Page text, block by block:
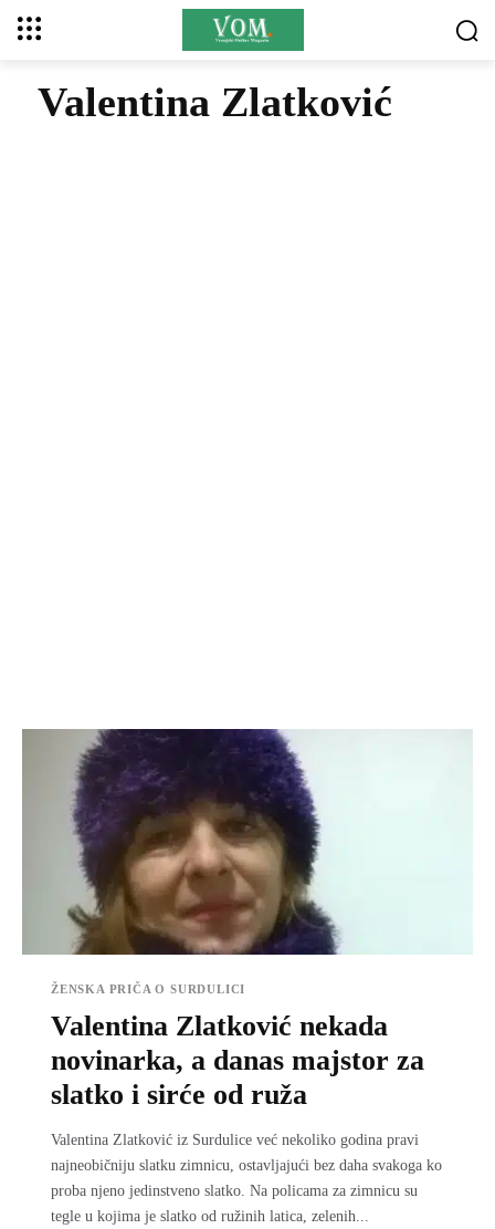
Valentina Zlatković
ŽENSKA PRIČA O SURDULICI
Valentina Zlatković nekada
novinarka, a danas majstor za
slatko i sirće od ruža
Valentina Zlatković iz Surdulice već nekoliko godina pravi
najneobičniju slatku zimnicu, ostavljajući bez daha svakoga ko
proba njeno jedinstveno slatko. Na policama za zimnicu su
tegle u kojima je slatko od ružinih latica, zelenih...